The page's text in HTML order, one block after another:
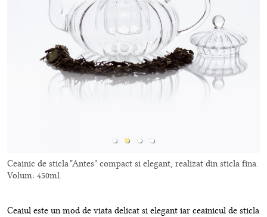
Ceainic de sticla "Antes" compact si elegant, realizat din sticla fina.
Volum: 450ml.
Ceaiul este un mod de viata delicat si elegant iar ceainicul de sticla